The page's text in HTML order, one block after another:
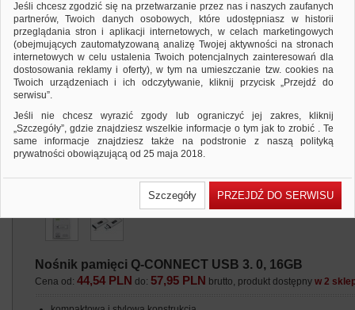
Nośnik pamięci Q-CONNECT USB 3. 0, 16GB
Cena od:44,54 PLN do: 57,95 PLN brutto, produkt dostępnyw 2
Jeśli chcesz zgodzić się na przetwarzanie przez nas i naszych zaufanych
partnerów, Twoich danych osobowych, które udostępniasz w historii
przeglądania stron i aplikacji internetowych, w celach marketingowych
(obejmujących zautomatyzowaną analizę Twojej aktywności na stronach
internetowych w celu ustalenia Twoich potencjalnych zainteresowań dla
dostosowania reklamy i oferty), w tym na umieszczanie tzw. cookies na
Twoich urządzeniach i ich odczytywanie, kliknij przycisk „Przejdź do
serwisu”.
Jeśli nie chcesz wyrazić zgody lub ograniczyć jej zakres, kliknij
„Szczegóły”, gdzie znajdziesz wszelkie informacje o tym jak to zrobić . Te
same informacje znajdziesz także na podstronie z naszą polityką
prywatności obowiązującą od 25 maja 2018.
wcześniejsza zgoda której udzieliliście podczas zakładania konta. Każda
Państwa zgoda jest dobrowolna i można ją w dowolnym momencie
Polityka prywatności (rozwiń)
Lista Zaufanych Partnerów (rozwiń)
Szczegóły PRZEJDŹ DO SERWISU